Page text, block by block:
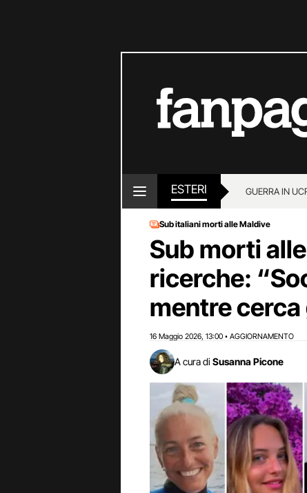
ESTERI GUERRA IN
Sub italiani morti alle Maldive
Sub morti
ricerche:
mentre
16 Maggio 2026 13:00 • AGGIORNAMENTO
A cura di Susanna Picone